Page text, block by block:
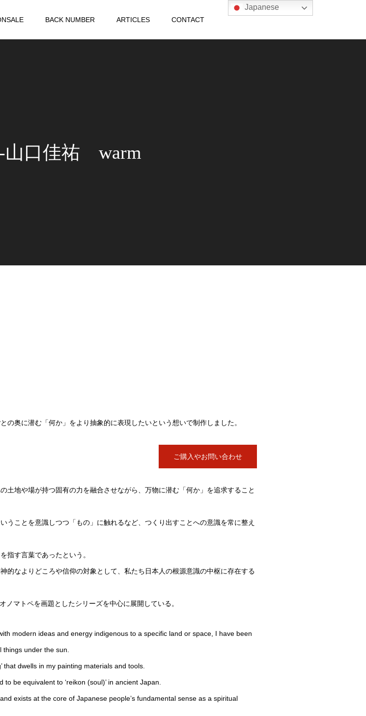
BACK NUMBER ARTICLES CONTACT
山口佳祐 warm
奥に潜む「何か」をより抽象的に表現したいという想いで制作しました。
ご購入やお問い合わせ
土地や場が持つ固有の力を融合させながら、万物に潜む「何か」を追求すること
うことを意識しつつ「もの」に触れるなど、つくり出すことへの意識を常に整え
指す言葉であったという。
的なよりどころや信仰の対象として、私たち日本人の根源意識の中枢に存在する
マトペを画題としたシリーズを中心に展開している。
modern ideas and energy indigenous to a specific land or space, I have been
things under the sun.
that dwells in my painting materials and tools.
be equivalent to ‘reikon (soul)’ in ancient Japan.
exists at the core of Japanese people’s fundamental sense as a spiritual
Japanese